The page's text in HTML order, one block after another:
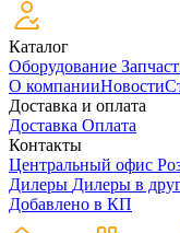
Каталог
Оборудование
О компанииНовости
Доставка и оплата
Доставка Оплата
Контакты
Центральный офис
Дилеры Дилеры в
Добавлено в КП